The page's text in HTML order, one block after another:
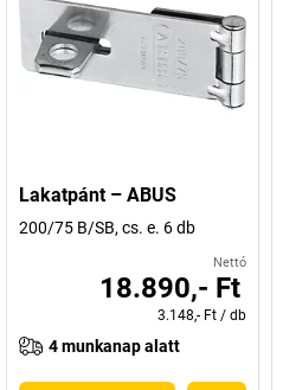
Lakatpánt – ABUS
200/75 B/SB, cs. e. 6 db
Nettó
18.890,- Ft
3.148,- Ft / db
4 munkanap alatt